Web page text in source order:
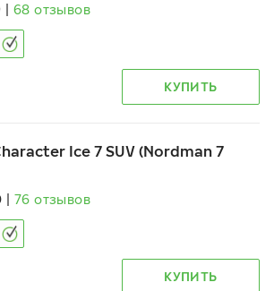
68 отзывов
КУПИТЬ
Ice 7 SUV (Nordman 7
76 отзывов
КУПИТЬ